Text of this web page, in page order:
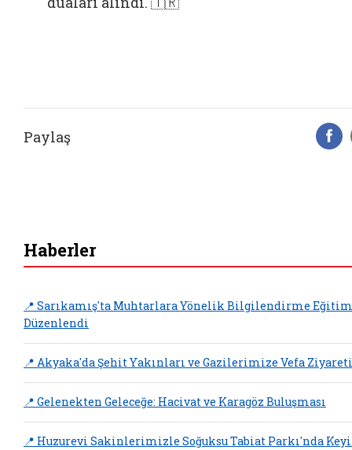
Paylaş
Haberler
📍 Sarıkamış'ta Muhtarlara Yönelik Bilgilendirme
Düzenlendi
📍 Akyaka'da Şehit Yakınları ve Gazilerimize Vefa Ziyareti
📍 Gelenekten Geleceğe: Hacivat ve Karagöz Buluşması
📍 Huzurevi Sakinlerimizle Soğuksu Tabiat Parkı'nda